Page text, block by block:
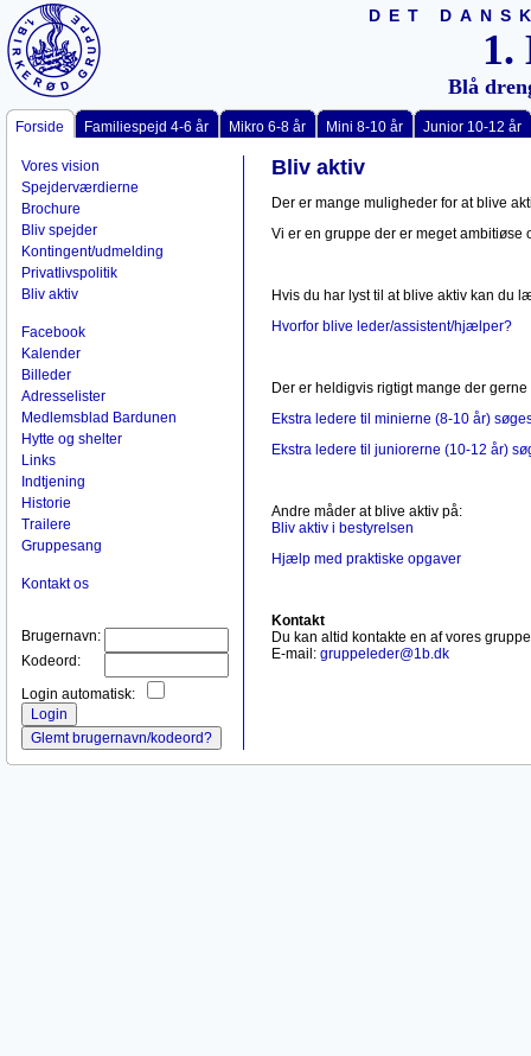
DET
1.
Blå
Forside Familiespejd 4-6 år Mikro 6-8 år Mini 8-10 år Junior 10-12 år
Vores vision
Spejderværdierne
Brochure
Bliv spejder
Kontingent/udmelding
Privatlivspolitik
Bliv aktiv
Facebook
Kalender
Billeder
Adresselister
Medlemsblad Bardunen
Hytte og shelter
Links
Indtjening
Historie
Trailere
Gruppesang
Kontakt os
Brugernavn:
Kodeord:
Login automatisk:
Bliv aktiv
Der er mange muligheder for at blive
Vi er en gruppe der er meget
Hvis du har lyst til at blive aktiv kan du
Hvorfor blive leder/assistent/hjælper?
Der er heldigvis rigtigt mange der
Ekstra ledere til minierne (8-10 år)
Ekstra ledere til juniorerne (10-12 år)
Andre måder at blive aktiv på:
Bliv aktiv i bestyrelsen
Hjælp med praktiske opgaver
Kontakt
Du kan altid kontakte en af vores
E-mail: gruppeleder@1b.dk